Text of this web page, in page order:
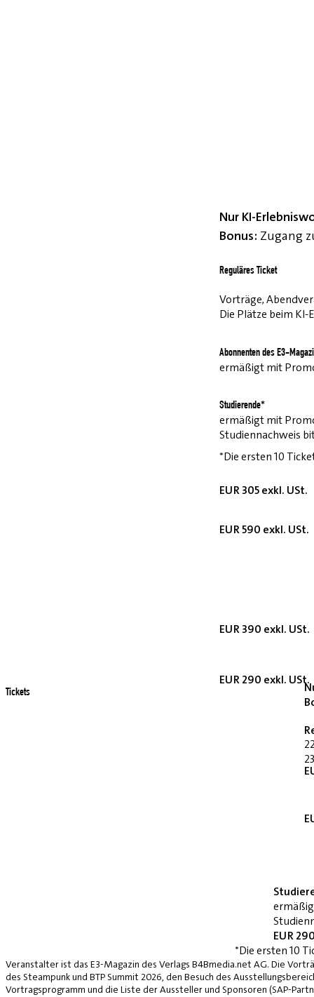
Nur KI-
Bonus: Zugang
Reguläres Ticket
Vorträge,
Die Plätze beim
Abonnenten des E3-
ermäßigt mit
Studierende*
ermäßigt mit
Studiennachweis
*Die ersten 10
EUR 305 exkl. USt.
EUR 590 exkl. USt.
EUR 390 exkl. USt.
EUR 290 exkl. USt.
Tickets
EUR
*Die ersten 10
Veranstalter ist das E3-Magazin des Verlags B4Bmedia.net AG. Die
des Steampunk und BTP Summit 2026, den Besuch des
Vortragsprogramm und die Liste der Aussteller und Sponsoren (SAP-